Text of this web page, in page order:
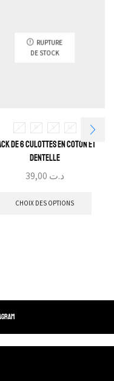
RUPTURE
DE STOCK
L M S XL
de 6 Culottes en Coton et
Dentelle
د.ت
CHOIX DES OPTIONS